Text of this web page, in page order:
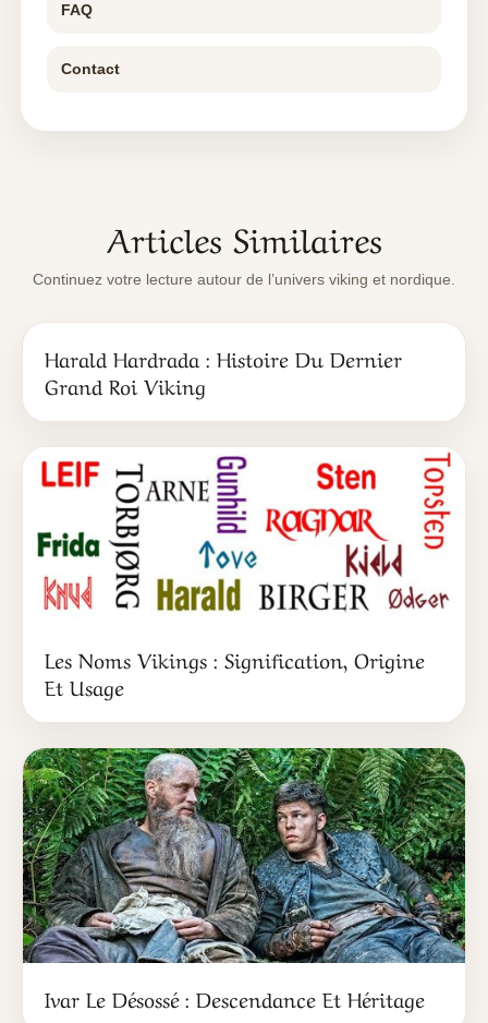
FAQ
Contact
Articles Similaires
Continuez votre lecture autour de l’univers viking et nordique.
Harald Hardrada : Histoire Du Dernier
Grand Roi Viking
Les Noms Vikings : Signification, Origine
Et Usage
Ivar Le Désossé : Descendance Et Héritage